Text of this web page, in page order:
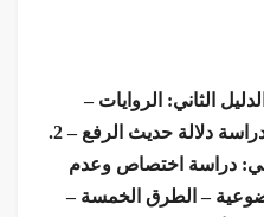
الثاني: الروايات –
الرواية الأولى: حديث الرفع – دراسة دلالة حديث الرفع – 2.
دراسة اختصاص وعدم
– الطرق الخمسة –